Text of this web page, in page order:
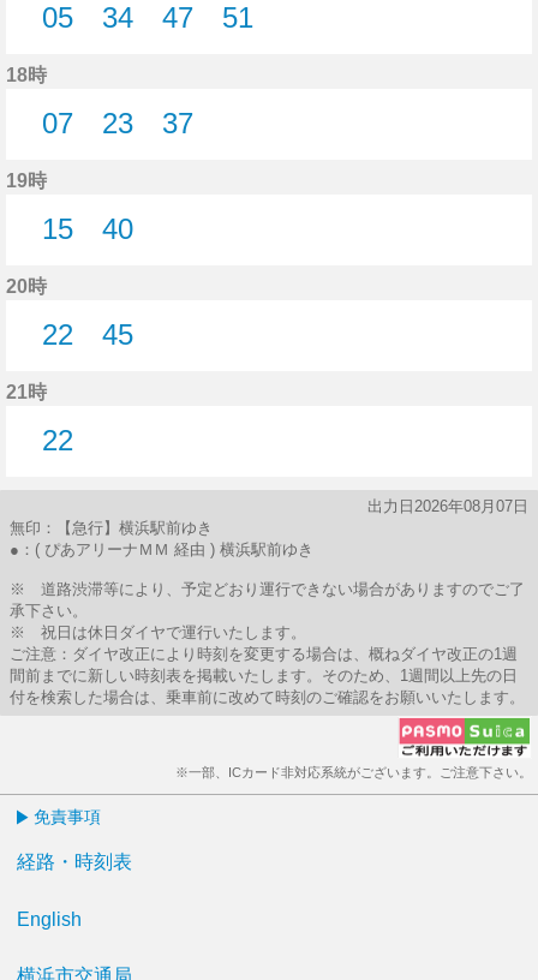
05
34
47
51
18時
07
23
37
19時
15
40
20時
22
45
21時
22
出力日2026年08月07日
無印：【急行】横浜駅前ゆき
●：( ぴあアリーナＭＭ 経由 ) 横浜駅前ゆき
※ 道路渋滞等により、予定どおり運行できない場合がありますのでご了
承下さい。
※ 祝日は休日ダイヤで運行いたします。
ご注意：ダイヤ改正により時刻を変更する場合は、概ねダイヤ改正の1週
間前までに新しい時刻表を掲載いたします。そのため、1週間以上先の日
付を検索した場合は、乗車前に改めて時刻のご確認をお願いいたします。
※一部、ICカード非対応系統がございます。ご注意下さい。
免責事項
経路・時刻表
English
横浜市交通局